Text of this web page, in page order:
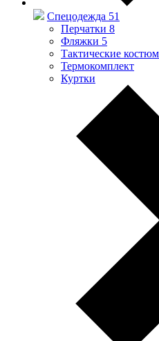
Спецодежда 51
Перчатки 8
Фляжки 5
Тактические
Термокомплект
Куртки